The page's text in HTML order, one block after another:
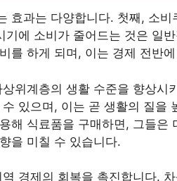
효과는 다양합니다. 첫째, 소
기에 소비가 줄어드는 것은 일
를 하게 되며, 이는 경제 전반
위계층의 생활 수준을 향상
있으며, 이는 곧 생활의 질을
해 식료품을 구매하면, 그들
을 미칠 수 있습니다.
경제의 회복을 촉진합니다.